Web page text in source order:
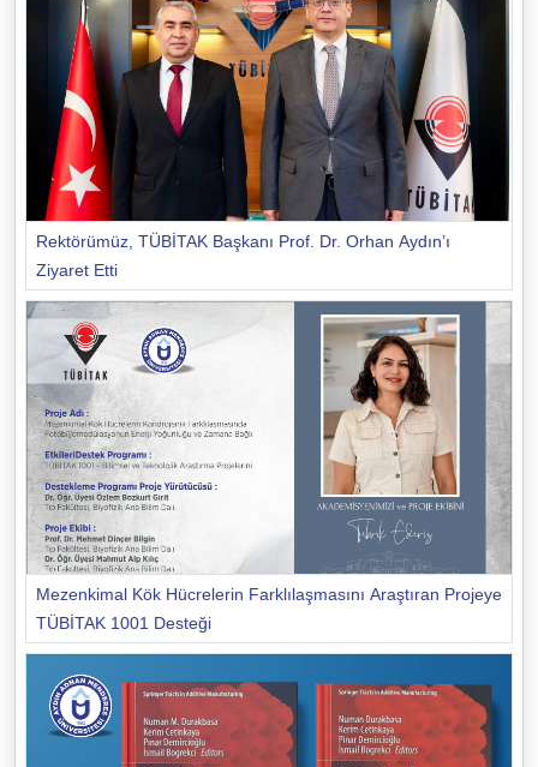
Rektörümüz, TÜBİTAK Başkanı Prof. Dr. Orhan Aydın’ı
Ziyaret Etti
Mezenkimal Kök Hücrelerin Farklılaşmasını Araştıran Projeye
TÜBİTAK 1001 Desteği